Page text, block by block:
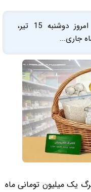
وزارت تعاون، کار و رفاه اجتماعی امروز دوشنبه 15 تیر،
جاری...
یک میلیون تومانی ماه